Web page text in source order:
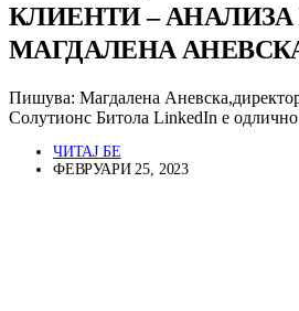
КЛИЕНТИ – АНАЛИЗА
МАГДАЛЕНА
Пишува: Магдалена
Солутионс Битола LinkedIn е
ЧИТАЈ БЕ
ФЕВРУАРИ 25, 2023